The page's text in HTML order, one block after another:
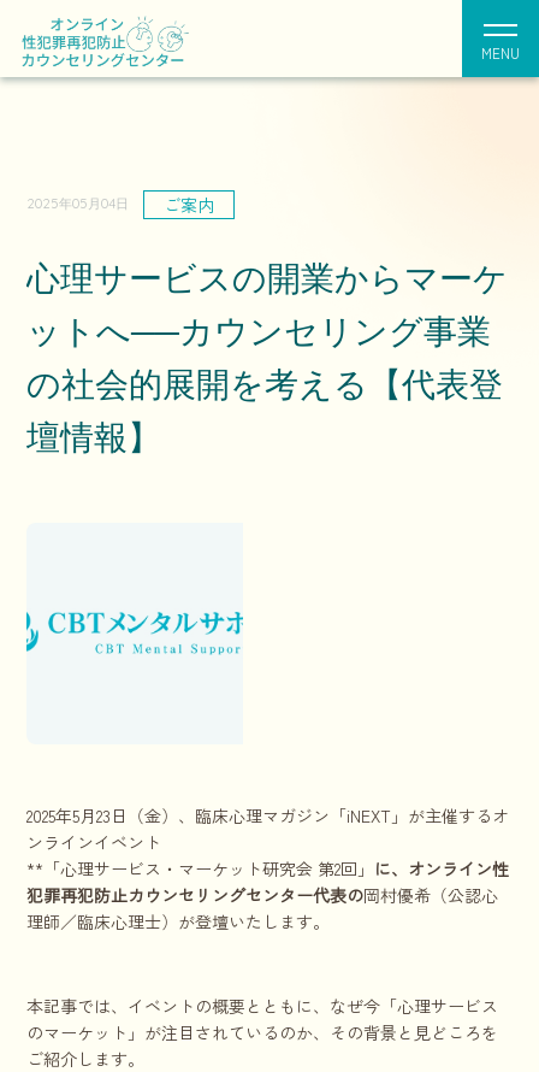
MENU
2025年05月04日 ご案内
心理サービスの開業からマーケ
ットへ──カウンセリング事業
の社会的展開を考える【代表登
壇情報】
2025年5月23日（金）、臨床心理マガジン「iNEXT」が主催するオ
ンラインイベント
**「心理サービス・マーケット研究会 第2回」 に、オンライン性
犯罪再犯防止カウンセリングセンター代表の岡村優希（公認心
理師／臨床心理士）が登壇いたします。
本記事では、イベントの概要とともに、なぜ今「心理サービス
のマーケット」が注目されているのか、その背景と見どころを
ご紹介します。